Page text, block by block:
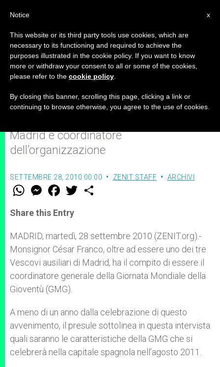
La Giornata della Gioventù di
Madrid avrà un sapore unico
Madrid e coordinatore
dell’organizzazione
SETTEMBRE 28, 2010 00:00 ZENIT STAFF ARCHIVI
W
t
s
p
p
M
e
s
e
g
e
r
F
a
e
b
o
k
w
r
Share this Entry
MADRID, martedì, 28 settembre 2010 (ZENIT.org).-
Monsignor César Franco, oltre ad essere uno dei tre
Vescovi ausiliari di Madrid, ha il compito di essere il
coordinatore generale della Giornata Mondiale della
Gioventù (GMG).
A meno di un anno dalla celebrazione di questo
avvenimento, il presule sottolinea in questa intervista
quali saranno le caratteristiche della GMG che si
celebrerà nella capitale spagnola nell’agosto 2011.
x
Notice
This website or its third party tools use cookies, which are
necessary to its functioning and required to achieve the
purposes illustrated in the cookie policy. If you want to know
more or withdraw your consent to all or some of the cookies,
please refer to the cookie policy
By closing this banner, scrolling this page, clicking a link or
continuing to browse otherwise, you agree to the use of cookies.